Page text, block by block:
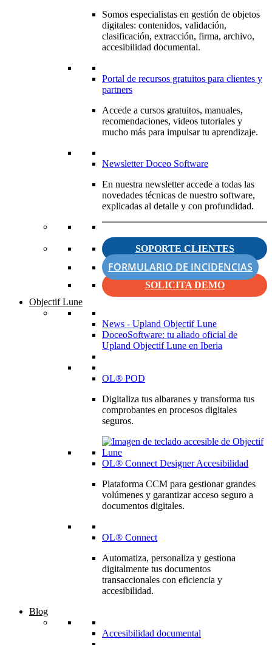
Somos especialistas en gestión de objetos
digitales: contenidos, validación,
clasificación, extracción, firma, archivo,
accesibilidad documental.
Portal de recursos gratuitos para clientes y
partners
Accede a cursos gratuitos, manuales,
recomendaciones, videos tutoriales y
mucho más para impulsar tu aprendizaje.
Newsletter Doceo Software
En nuestra newsletter accede a todas las
novedades técnicas de nuestro software,
explicadas al detalle y con profundidad.
SOPORTE CLIENTES
FORMULARIO DE INCIDENCIAS
SOLICITA DEMO
Objectif Lune
News - Upland Objectif Lune
DoceoSoftware: tu aliado oficial de
Upland Objectif Lune en Iberia
OL® POD
Digitaliza tus albaranes y transforma tus
comprobantes en procesos digitales
seguros.
OL® Connect Designer Accesibilidad
Plataforma CCM para gestionar grandes
volúmenes y garantizar acceso seguro a
documentos digitales.
OL® Connect
Automatiza, personaliza y gestiona
digitalmente tus documentos
transaccionales con eficiencia y
accesibilidad.
Blog
Accesibilidad documental